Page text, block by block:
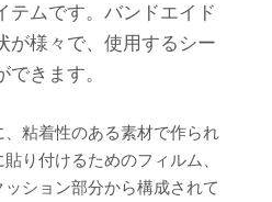
テムです。バンドエイド
が様々で、使用するシー
きます。
粘着性のある素材で作られ
り付けるためのフィルム、
ション部分から構成されて